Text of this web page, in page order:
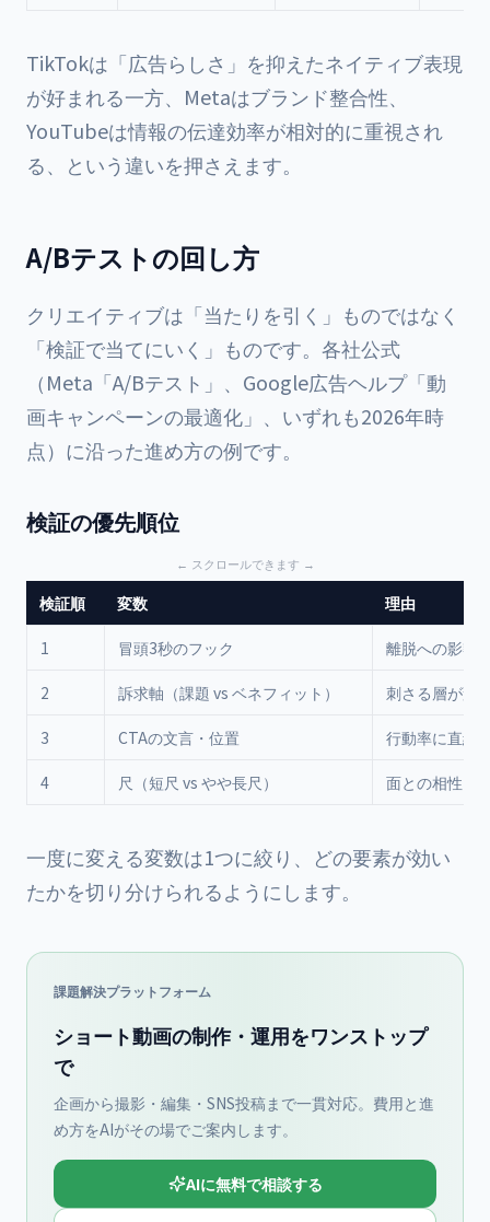
TikTokは「広告らしさ」を抑えたネイティブ表現
が好まれる一方、Metaはブランド整合性、
YouTubeは情報の伝達効率が相対的に重視され
る、という違いを押さえます。
A/Bテストの回し方
クリエイティブは「当たりを引く」ものではなく
「検証で当てにいく」ものです。各社公式
（Meta「A/Bテスト」、Google広告ヘルプ「動
画キャンペーンの最適化」、いずれも2026年時
点）に沿った進め方の例です。
検証の優先順位
検証順 変数 理由
1 冒頭3秒のフック 離脱への影響
2 訴求軸（課題 vs ベネフィット） 刺さる層が変
3 CTAの文言・位置 行動率に直結
4 尺（短尺 vs やや長尺） 面との相性
一度に変える変数は1つに絞り、どの要素が効い
たかを切り分けられるようにします。
課題解決プラットフォーム
ショート動画の制作・運用をワンストップ
で
企画から撮影・編集・SNS投稿まで一貫対応。費用と進
め方をAIがその場でご案内します。
AIに無料で相談する